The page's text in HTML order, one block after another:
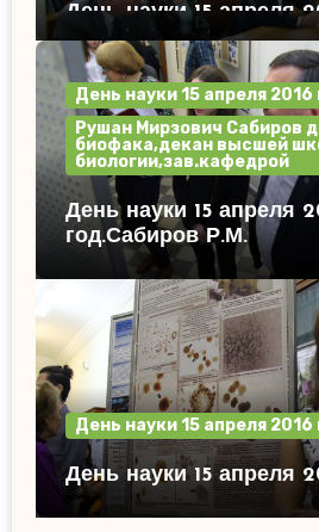
День науки 15 апреля
День науки 15 апреля 2016
Рушан Мирзович Сабиров
биофака,декан высшей
биологии,зав.кафедрой
День науки 15 апреля
год.Сабиров Р.М.
День науки 15 апреля 2016
День науки 15 апреля